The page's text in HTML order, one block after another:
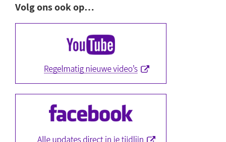
Volg ons ook op…